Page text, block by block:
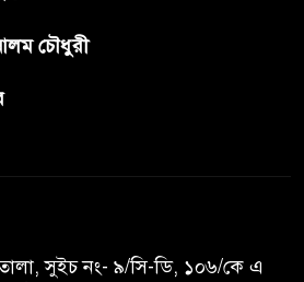
বন্ধুত্ব : ব্রেট লি
চৌধুরী
সুইচ নং- ৯/সি-ডি, ১০৬/কে এ